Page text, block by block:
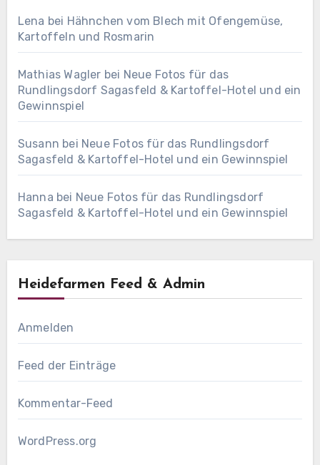
Lena bei Hähnchen vom Blech mit Ofengemüse,
Kartoffeln und Rosmarin
Mathias Wagler bei Neue Fotos für das
Rundlingsdorf Sagasfeld & Kartoffel-Hotel und ein
Gewinnspiel
Susann bei Neue Fotos für das Rundlingsdorf
Sagasfeld & Kartoffel-Hotel und ein Gewinnspiel
Hanna bei Neue Fotos für das Rundlingsdorf
Sagasfeld & Kartoffel-Hotel und ein Gewinnspiel
Heidefarmen Feed & Admin
Anmelden
Feed der Einträge
Kommentar-Feed
WordPress.org